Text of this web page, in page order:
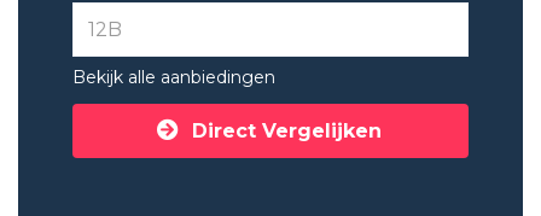
Bekijk alle aanbiedingen
Direct Vergelijken